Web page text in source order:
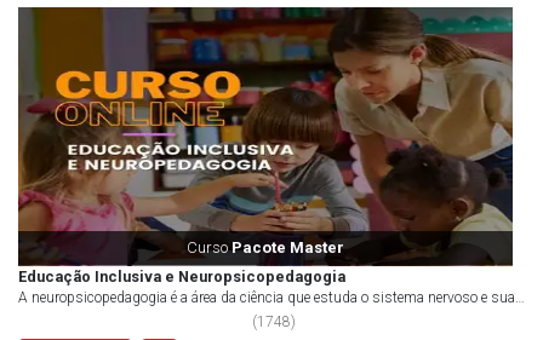
CursoPacote Master
Educação Inclusiva e Neuropsicopedagogia
A neuropsicopedagogia é a área da ciência que estuda o sistema nervoso e sua
relação com o comportamento humano, fo...
(1748)